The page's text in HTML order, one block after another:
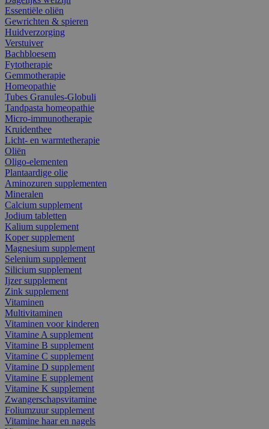
Essentiële oliën
Gewrichten & spieren
Huidverzorging
Verstuiver
Bachbloesem
Fytotherapie
Gemmotherapie
Homeopathie
Tubes Granules-Globuli
Tandpasta homeopathie
Micro-immunotherapie
Kruidenthee
Licht- en warmtetherapie
Oliën
Oligo-elementen
Plantaardige olie
Aminozuren supplementen
Mineralen
Calcium supplement
Jodium tabletten
Kalium supplement
Koper supplement
Magnesium supplement
Selenium supplement
Silicium supplement
Ijzer supplement
Zink supplement
Vitaminen
Multivitaminen
Vitaminen voor kinderen
Vitamine A supplement
Vitamine B supplement
Vitamine C supplement
Vitamine D supplement
Vitamine E supplement
Vitamine K supplement
Zwangerschapsvitamine
Foliumzuur supplement
Vitamine haar en nagels